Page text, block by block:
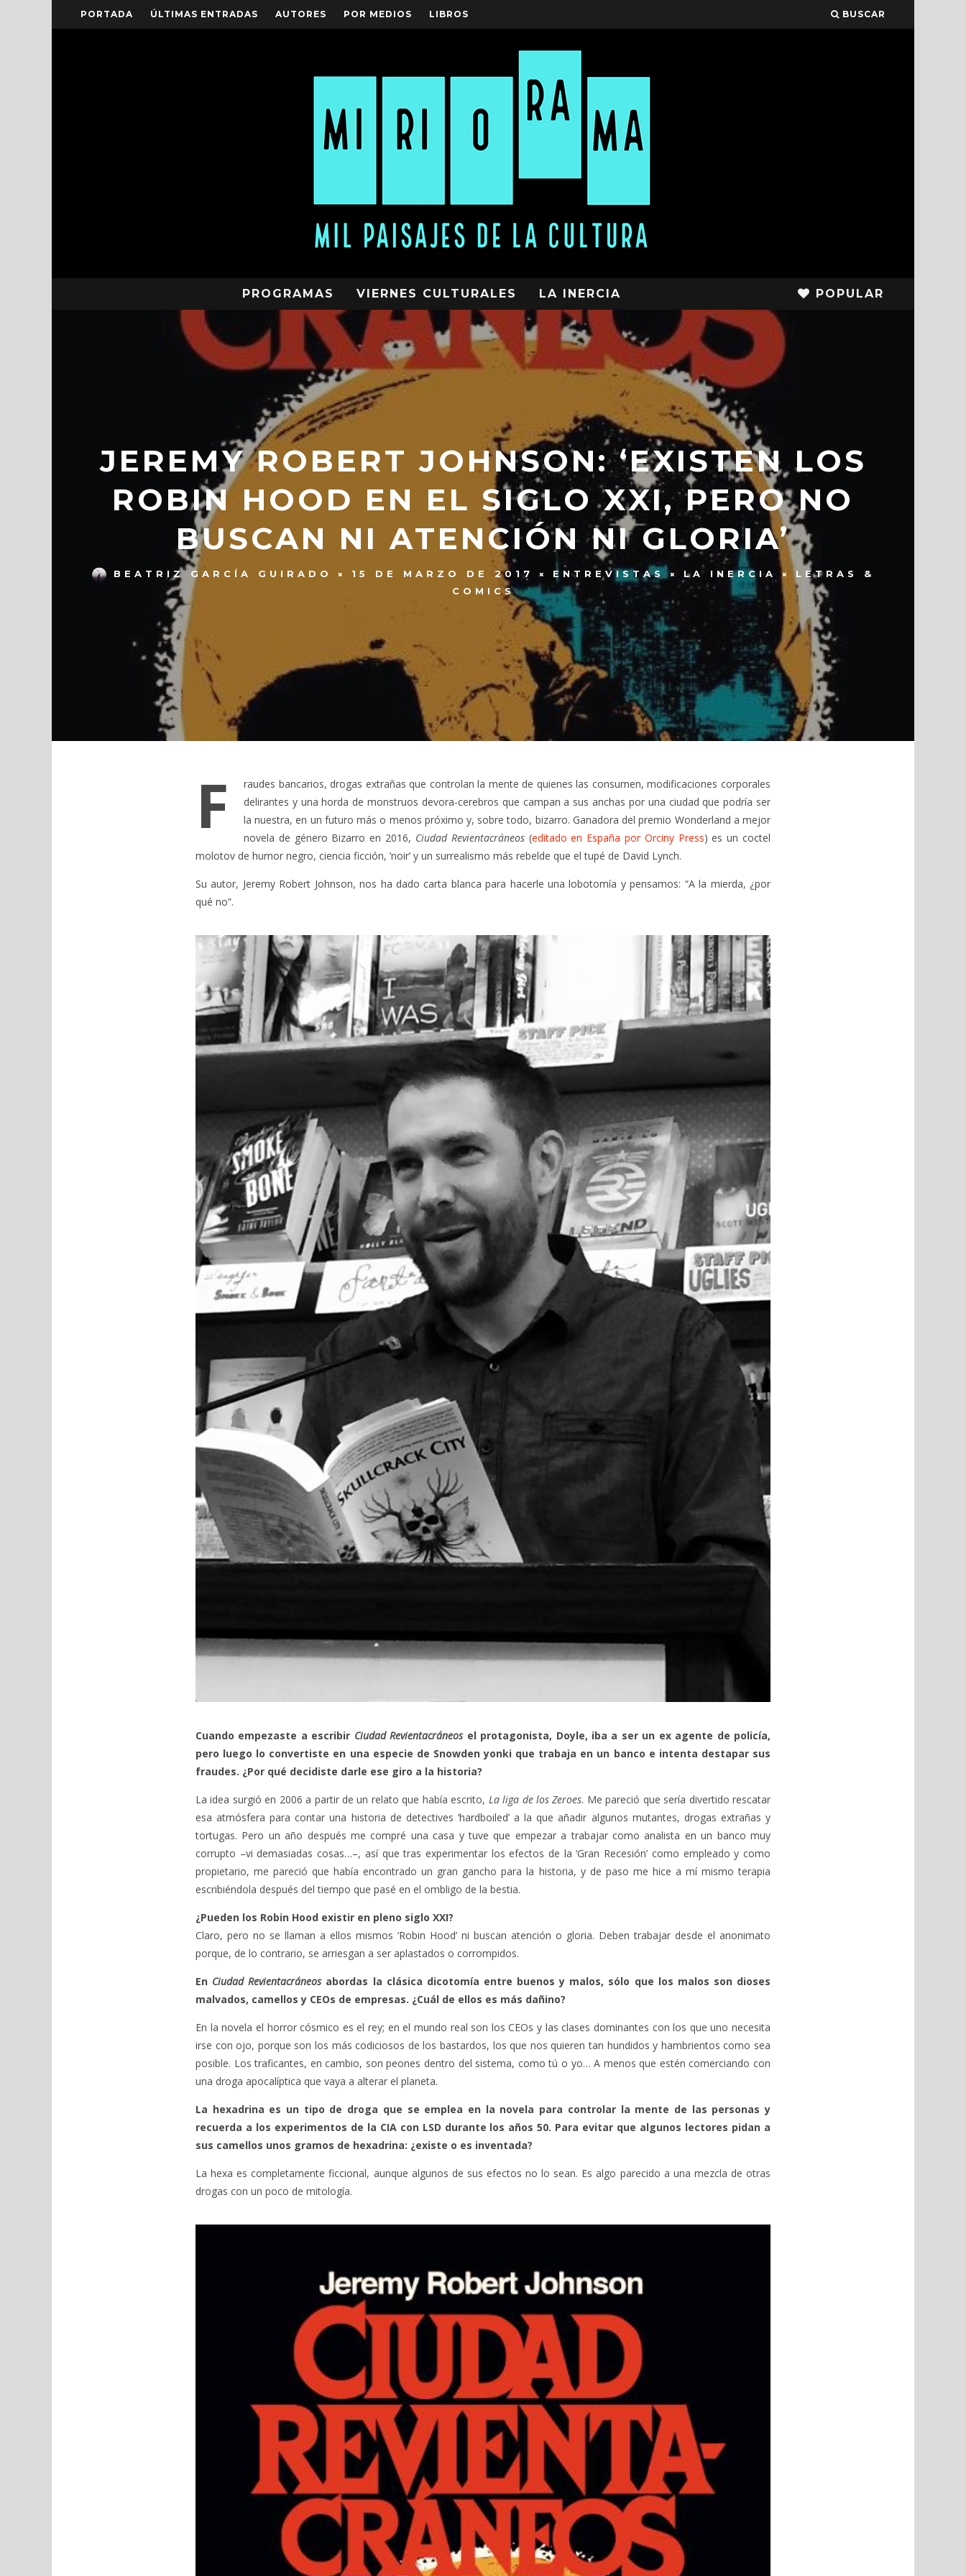
PORTADA ÚLTIMAS ENTRADAS AUTORES POR MEDIOS LIBROS BUSCAR
PROGRAMAS VIERNES CULTURALES LA INERCIA POPULAR
JEREMY ROBERT JOHNSON: ‘EXISTEN LOS
ROBIN HOOD EN EL SIGLO XXI, PERO NO
BUSCAN NI ATENCIÓN NI GLORIA’
BEATRIZ GARCÍA GUIRADO 15 DE MARZO DE 2017 ENTREVISTAS LA INERCIA
LETRAS &
COMICS
F
raudes bancarios, drogas extrañas que controlan la mente de quienes las consumen, modificaciones corporales
delirantes y una horda de monstruos devora-cerebros que campan a sus anchas por una ciudad que podría ser
la nuestra, en un futuro más o menos próximo y, sobre todo, bizarro. Ganadora del premio Wonderland a mejor
novela de género Bizarro en 2016, Ciudad Revientacráneos(editado en España por Orciny Press) es un coctel
molotov de humor negro, ciencia ficción, ‘noir’ y un surrealismo más rebelde que el tupé de David Lynch.
Su autor, Jeremy Robert Johnson, nos ha dado carta blanca para hacerle una lobotomía y pensamos: “A la mierda, ¿por
qué no”.
Cuando empezaste a escribir Ciudad Revientacráneosel protagonista, Doyle, iba a ser un ex agente de policía,
pero luego lo convertiste en una especie de Snowden yonki que trabaja en un banco e intenta destapar sus
fraudes. ¿Por qué decidiste darle ese giro a la historia?
La idea surgió en 2006 a partir de un relato que había escrito, La liga de los Zeroes. Me pareció que sería divertido rescatar
esa atmósfera para contar una historia de detectives ‘hardboiled’ a la que añadir algunos mutantes, drogas extrañas y
tortugas. Pero un año después me compré una casa y tuve que empezar a trabajar como analista en un banco muy
corrupto –vi demasiadas cosas…–, así que tras experimentar los efectos de la ‘Gran Recesión’ como empleado y como
propietario, me pareció que había encontrado un gran gancho para la historia, y de paso me hice a mí mismo terapia
escribiéndola después del tiempo que pasé en el ombligo de la bestia.
¿Pueden los Robin Hood existir en pleno siglo XXI?
Claro, pero no se llaman a ellos mismos ‘Robin Hood’ ni buscan atención o gloria. Deben trabajar desde el anonimato
porque, de lo contrario, se arriesgan a ser aplastados o corrompidos.
En Ciudad Revientacráneosabordas la clásica dicotomía entre buenos y malos, sólo que los malos son dioses
malvados, camellos y CEOs de empresas. ¿Cuál de ellos es más dañino?
En la novela el horror cósmico es el rey; en el mundo real son los CEOs y las clases dominantes con los que uno necesita
irse con ojo, porque son los más codiciosos de los bastardos, los que nos quieren tan hundidos y hambrientos como sea
posible. Los traficantes, en cambio, son peones dentro del sistema, como tú o yo… A menos que estén comerciando con
una droga apocalíptica que vaya a alterar el planeta.
La hexadrina es un tipo de droga que se emplea en la novela para controlar la mente de las personas y
recuerda a los experimentos de la CIA con LSD durante los años 50. Para evitar que algunos lectores pidan a
sus camellos unos gramos de hexadrina: ¿existe o es inventada?
La hexa es completamente ficcional, aunque algunos de sus efectos no lo sean. Es algo parecido a una mezcla de otras
drogas con un poco de mitología.